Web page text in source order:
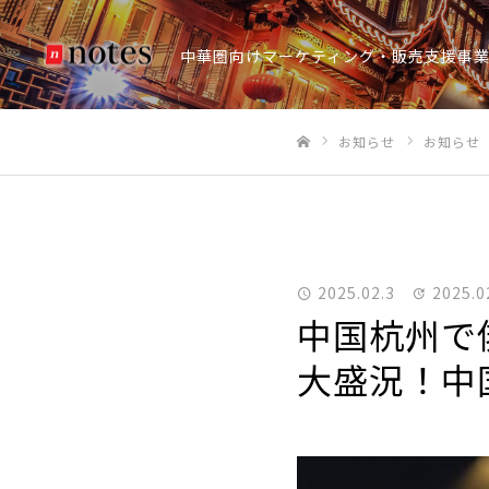
中華圏向けマーケティング・販売支援事業
お知らせ お知らせ
2025.02.3
中国杭州
大盛況！